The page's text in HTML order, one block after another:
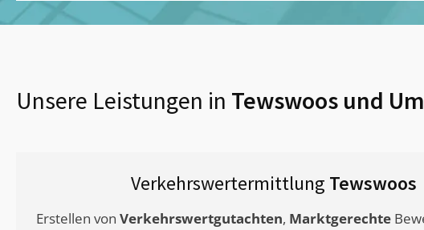
Unsere Leistungen in Tewswoos und
Verkehrswertermittlung Tewswoos
Erstellen von Verkehrswertgutachten, Marktgerechte